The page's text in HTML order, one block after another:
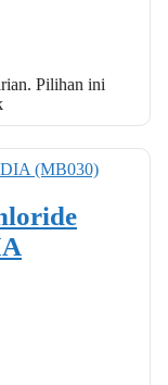
Pilihan ini